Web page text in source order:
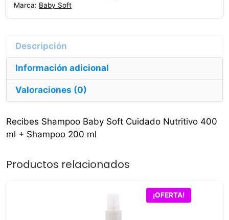
200
ml
cantidad
Marca: Baby Soft
Información adicional
Valoraciones (0)
Recibes Shampoo Baby Soft Cuidado Nutritivo 400
ml + Shampoo 200 ml
Productos relacionados
¡OFERTA!